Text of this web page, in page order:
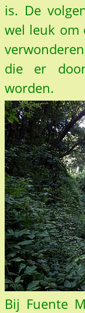
is. De
wel leuk om
die er
worden.
Bij Fuente